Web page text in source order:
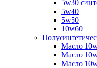
5w30
5w40
5w50
10w60
Масло
Масло
Масло